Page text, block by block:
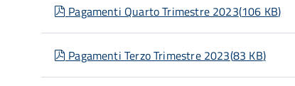
pdf
Pagamenti Quarto Trimestre 2023(106 KB)
pdf
Pagamenti Terzo Trimestre 2023(83 KB)